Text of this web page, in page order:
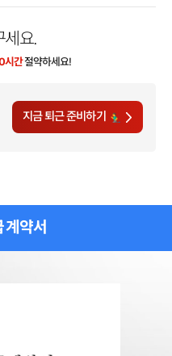
세요.
시간절약하세요!
지금 퇴근 준비하기
계약서